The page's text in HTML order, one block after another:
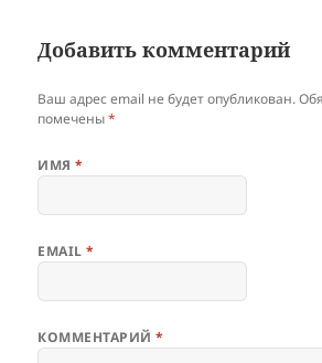
Добавить комментарий
Ваш адрес email не будет опубликован.
помечены*
ИМЯ*
EMAIL*
КОММЕНТАРИЙ*